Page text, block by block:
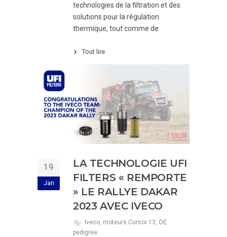
technologies de la filtration et des
solutions pour la régulation
thermique, tout comme de
Tout lire
19
Jan
LA TECHNOLOGIE UFI
FILTERS « REMPORTE
» LE RALLYE DAKAR
2023 AVEC IVECO
Iveco, moteurs Cursor 13, OE
pedigree